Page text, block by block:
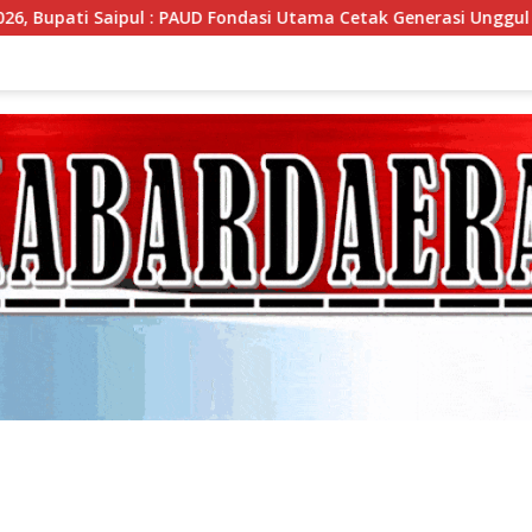
Utama Cetak Generasi Unggul Bupati Saipul Buka